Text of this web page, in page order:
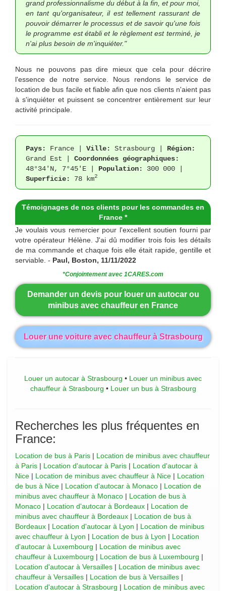
grand professionnalisme du début à la fin, et pour moi,
en tant qu'organisateur, il est tellement rassurant de
pouvoir démarrer le processus et de savoir qu'une fois
le programme est établi et le règlement est terminé, je
n'ai plus besoin de m'inquiéter."
Nous ne pouvons pas dire mieux que cela pour décrire
l'essence de notre service. Nous rendons le service de
location de bus facile et fiable afin que nos clients n'aient pas
à s'inquiéter et puissent se concentrer entièrement sur leur
activité principale.
Pays: France | Ville: Strasbourg | Région:
Grand Est | Coordonnées géographiques:
48°34'N, 7°45'E | Population:
300 000 |
Superficie:
78 km2
Témoignages de nos clients pour les commandes en
France *
Je voulais vous remercier pour l'excellent soutien fourni par
votre opérateur Hélène. J'ai dû modifier trois fois les détails
de ma commande et chaque fois elle était rapide, gentille et
serviable. - Paul, Boston, 11/11/2022
*Conjointement avec 1CARES.com
Demander un devis pour louer un autocar ou
minibus avec chauffeur en France
Louer une voiture avec chauffeur à Strasbourg
Louer un autocar à Strasbourg • Louer un minibus avec
chauffeur à Strasbourg • Louer un bus à Strasbourg
Recherches les plus fréquentes en
France:
Location de bus à Paris | Location de minibus avec chauffeur
à Paris | Location d'autocar à Paris | Location d'autocar à
Nice | Location de minibus avec chauffeur à Nice | Location
de bus à Nice | Location d'autocar à Monaco | Location de
minibus avec chauffeur à Monaco | Location de bus à
Monaco | Location d'autocar à Bordeaux | Location de
minibus avec chauffeur à Bordeaux | Location de bus à
Bordeaux | Location d'autocar à Lyon | Location de minibus
avec chauffeur à Lyon | Location de bus à Lyon | Location
d'autocar à Luxembourg | Location de minibus avec
chauffeur à Luxembourg | Location de bus à Luxembourg |
Location d'autocar à Versailles | Location de minibus avec
chauffeur à Versailles | Location de bus à Versailles |
Location d'autocar à Strasbourg | Location de minibus avec